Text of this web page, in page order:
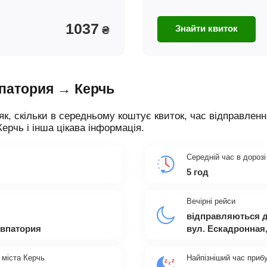
1037 ₴ Знайти квиток
→ Керчь
скільки в середньому коштує квиток, час
і інша цікава інформація.
Середній час в дорозі
5 год
Вечірні рейси
відправляються
вул.
Керчь Найпізніший час